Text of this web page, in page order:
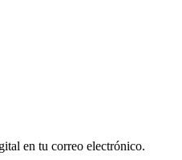
en tu correo electrónico.